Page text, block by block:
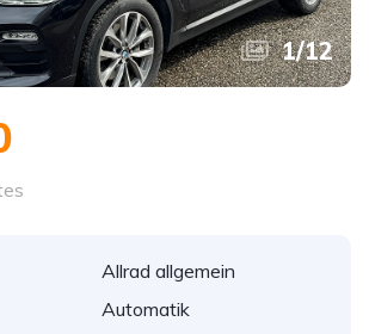
1/12
Allrad allgemein
Automatik